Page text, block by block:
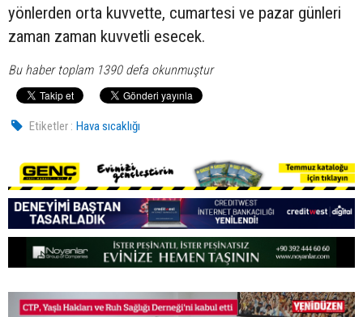
yönlerden orta kuvvette, cumartesi ve pazar günleri
zaman zaman kuvvetli esecek.
Bu haber toplam 1390 defa okunmuştur
Etiketler : Hava sıcaklığı